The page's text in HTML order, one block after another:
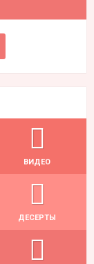
ВИДЕО
ДЕСЕРТЫ